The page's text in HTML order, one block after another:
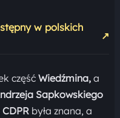
w polskich
↗
częśćWiedźmina,a
Sapkowskiego
CDPR była znana, a